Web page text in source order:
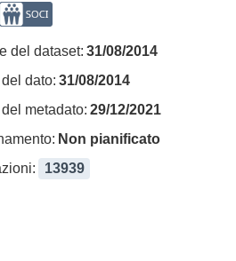
del dataset: 31/08/2014
dato: 31/08/2014
metadato: 29/12/2021
Non pianificato
13939